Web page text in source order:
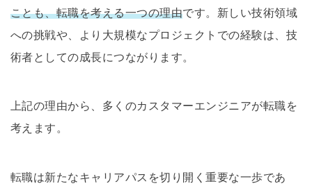
ことも、転職を考える一つの理由です。新しい技術領域
への挑戦や、より大規模なプロジェクトでの経験は、技
術者としての成長につながります。
上記の理由から、多くのカスタマーエンジニアが転職を
考えます。
転職は新たなキャリアパスを切り開く重要な一歩であ